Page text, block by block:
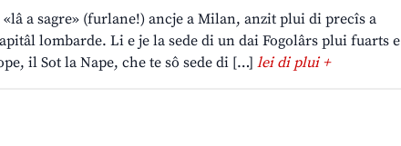
a sagre» (furlane!) ancje a Milan, anzit plui di precîs a
lombarde. Li e je la sede di un dai Fogolârs plui fuarts e
il Sot la Nape, che te sô sede di […] lei di plui +